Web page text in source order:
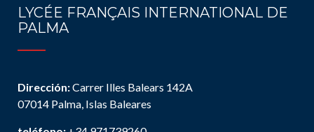
LYCÉE FRANÇAIS INTERNATIONAL DE
PALMA
Dirección:Carrer Illes Balears 142A
07014 Palma, Islas Baleares